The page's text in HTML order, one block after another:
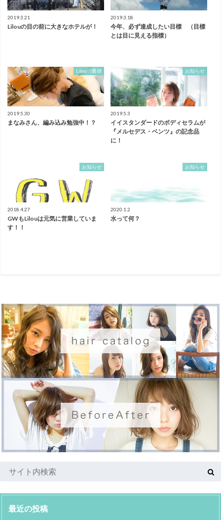
2019.3.21
Lilouの目の前に大きなホテルが！
2019.3.18
今年、必ず達成したい目標 （目標
とは目に見える指標）
Lilouの裏側
2019.5.30
まなみさん、編み込み勉強中！？
お知らせ
2019.5.3
イイスタンダードのボディセラムが
『メルセデス・ベンツ』の記念品
に！
お知らせ
2018.4.27
GWもLilouは元気に営業していま
す！！
お知らせ
2020.1.2
水って何？
最近の投稿